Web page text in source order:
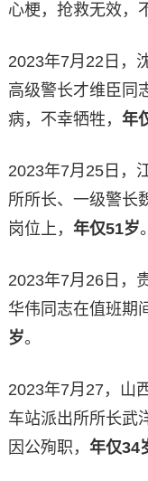
心梗，抢救无效，
2023年7月22日，
高级警长才维臣同
病，不幸牺牲， 年
2023年7月25日，
所所长、一级警长
岗位上， 年仅51岁。
2023年7月26日，
华伟同志在值班期
岁。
2023年7月27，山
车站派出所所长武
因公殉职， 年仅34